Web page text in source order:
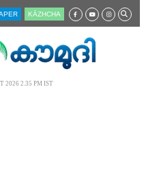
KĀZHCHA
2026 2.35 PM IST